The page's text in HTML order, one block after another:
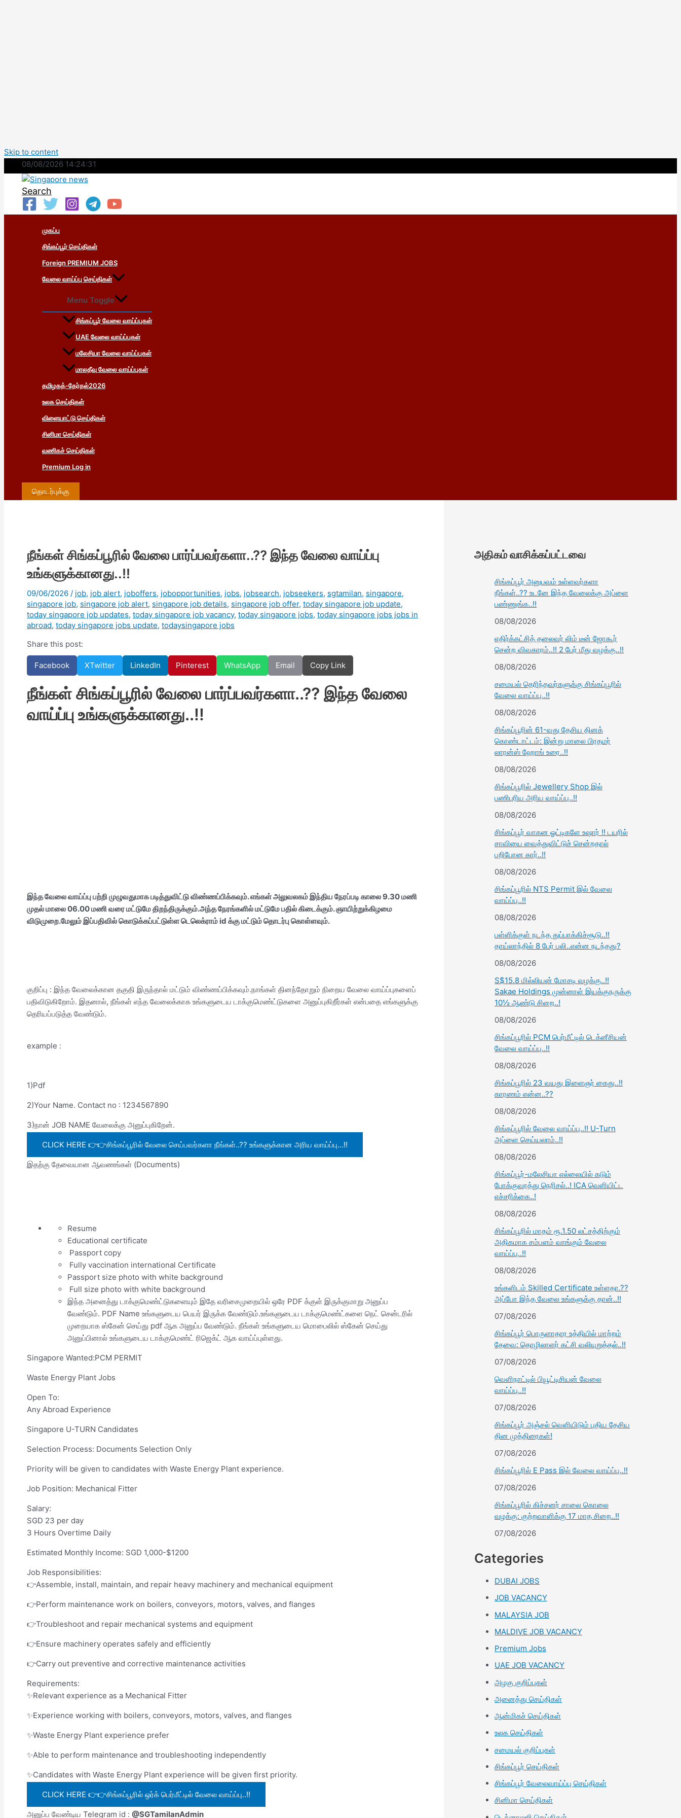
Skip to content
08/08/2026 14:24:32
Search
முகப்பு
சிங்கப்பூர் செய்திகள்
Foreign PREMIUM JOBS
வேலை வாய்ப்பு செய்திகள்
Menu Toggle
சிங்கப்பூர் வேலை வாய்ப்புகள்
UAE வேலை வாய்ப்புகள்
மலேசியா வேலை வாய்ப்புகள்
மாலதீவு வேலை வாய்ப்புகள்
தமிழகத்-தேர்தல்2026
உலக செய்திகள்
விளையாட்டு செய்திகள்
சினிமா செய்திகள்
வணிகச் செய்திகள்
Premium Log in
தொடர்புக்கு
நீங்கள் சிங்கப்பூரில் வேலை பார்ப்பவர்களா..?? இந்த வேலை வாய்ப்பு
உங்களுக்கானது..!!
09/06/2026 / job, job alert, joboffers, jobopportunities, jobs, jobsearch, jobseekers, sgtamilan, singapore,
singapore job, singapore job alert, singapore job details, singapore job offer, today singapore job update,
today singapore job updates, today singapore job vacancy, today singapore jobs, today singapore jobs jobs in
abroad, today singapore jobs update, todaysingapore jobs
Share this post:
Facebook XTwitter LinkedIn Pinterest WhatsApp Email Copy Link
நீங்கள் சிங்கப்பூரில் வேலை பார்ப்பவர்களா..?? இந்த வேலை
வாய்ப்பு உங்களுக்கானது..!!
இந்த வேலை வாய்ப்பு பற்றி முழுவதுமாக படித்துவிட்டு விண்ணப்பிக்கவும். எங்கள்அலுவலகம் இந்திய நேரப்படி காலை 9.30 மணி
முதல் மாலை 06.00 மணி வரை மட்டுமே திறந்திருக்கும்.அந்த நேரங்களில் மட்டுமே பதில் கிடைக்கும். ஞாயிற்றுக்கிழமை
விடுமுறை.மேலும் இப்பதிவில் கொடுக்கப்பட்டுள்ள டெலெக்ராம் id க்கு மட்டும் தொடர்பு கொள்ளவும்.
குறிப்பு : இந்த வேலைக்கான தகுதி இருந்தால் மட்டும் விண்ணப்பிக்கவும்.நாங்கள் தினந்தோறும் நிறைய வேலை வாய்ப்புகளைப்
பதிவிடுகிறோம். இதனால், நீங்கள் எந்த வேலைக்காக உங்களுடைய டாக்குமெண்ட்டுகளை அனுப்புகிறீர்கள் என்பதை எங்களுக்கு
தெரியப்படுத்த வேண்டும்.
example :
1)Pdf
2)Your Name. Contact no : 1234567890
3)நான் JOB NAME வேலைக்கு அனுப்புகிறேன்.
CLICK HERE 👉👉சிங்கப்பூரில் வேலை செய்பவர்களா நீங்கள்..?? உங்களுக்கான அரிய வாய்ப்பு…!!
இதற்கு தேவையான ஆவணங்கள் (Documents)
Resume
Educational certificate
Passport copy
Fully vaccination international Certificate
Passport size photo with white background
Full size photo with white background
இந்த அனைத்து டாக்குமெண்ட்டுகளையும் இதே வரிசைமுறையில் ஒரே PDF க்குள் இருக்குமாறு அனுப்ப
வேண்டும். PDF Name உங்களுடைய பெயர் இருக்க வேண்டும்.உங்களுடைய டாக்குமெண்ட்களை நெட் சென்டரில்
முறையாக ஸ்கேன் செய்து pdf ஆக அனுப்ப வேண்டும். நீங்கள் உங்களுடைய மொபைலில் ஸ்கேன் செய்து
அனுப்பினால் உங்களுடைய டாக்குமெண்ட் ரிஜெக்ட் ஆக வாய்ப்புள்ளது.
Singapore Wanted:PCM PERMIT
Waste Energy Plant Jobs
Open To:
Any Abroad Experience
Singapore U-TURN Candidates
Selection Process: Documents Selection Only
Priority will be given to candidates with Waste Energy Plant experience.
Job Position: Mechanical Fitter
Salary:
SGD 23 per day
3 Hours Overtime Daily
Estimated Monthly Income: SGD 1,000-$1200
Job Responsibilities:
👉Assemble, install, maintain, and repair heavy machinery and mechanical equipment
👉Perform maintenance work on boilers, conveyors, motors, valves, and flanges
👉Troubleshoot and repair mechanical systems and equipment
👉Ensure machinery operates safely and efficiently
👉Carry out preventive and corrective maintenance activities
Requirements:
✨Relevant experience as a Mechanical Fitter
✨Experience working with boilers, conveyors, motors, valves, and flanges
✨Waste Energy Plant experience prefer
✨Able to perform maintenance and troubleshooting independently
✨Candidates with Waste Energy Plant experience will be given first priority.
CLICK HERE 👉👉சிங்கப்பூரில் ஒர்க் பெர்மீட்டில் வேலை வாய்ப்பு..!!
அனுப்ப வேண்டிய Telegram id : @SGTamilanAdmin
அதிகம் வாசிக்கப்பட்டவை
சிங்கப்பூர் அனுபவம் உள்ளவர்களா
நீங்கள்..?? உடனே இந்த வேலைக்கு அப்ளை
பண்ணுங்க..!!
08/08/2026
எதிர்க்கட்சித் தலைவர் லிம் டீன் ஜோகூர்
சென்ற விவகாரம்..!! 2 பேர் மீது வழக்கு..!!
08/08/2026
சமையல் தெரிந்தவர்களுக்கு சிங்கப்பூரில்
வேலை வாய்ப்பு..!!
08/08/2026
சிங்கப்பூரின் 61-வது தேசிய தினக்
கொண்டாட்டம்: இன்று மாலை பிரதமர்
லாரன்ஸ் ஹோங் உரை..!!
08/08/2026
சிங்கப்பூரில் Jewellery Shop இல்
பணிபுரிய அரிய வாய்ப்பு..!!
08/08/2026
சிங்கப்பூர் வாகன ஓட்டிகளே உஷார் !! டயரில்
சாவியை வைத்துவிட்டுச் சென்றதால்
பறிபோன கார்..!!
08/08/2026
சிங்கப்பூரில் NTS Permit இல் வேலை
வாய்ப்பு..!!
08/08/2026
பள்ளிக்குள் நடந்த துப்பாக்கிச்சூடு..!!
தாய்லாந்தில் 8 பேர் பலி..என்ன நடந்தது?
08/08/2026
S$15.8 மில்லியன் மோசடி வழக்கு..!!
Sakae Holdings முன்னாள் இயக்குநருக்கு
10½ ஆண்டு சிறை..!
08/08/2026
சிங்கப்பூரில் PCM பெர்மீட்டில் டெக்னீசியன்
வேலை வாய்ப்பு..!!
08/08/2026
சிங்கப்பூரில் 23 வயது இளைஞர் கைது..!!
காரணம் என்ன..??
08/08/2026
சிங்கப்பூரில் வேலை வாய்ப்பு..!! U-Turn
அப்ளை செய்யலாம்..!!
08/08/2026
சிங்கப்பூர்-மலேசியா எல்லையில் கடும்
போக்குவரத்து நெரிசல்..! ICA வெளியிட்ட
எச்சரிக்கை..!
08/08/2026
சிங்கப்பூரில் மாதம் ரூ.1.50 லட்சத்திற்கும்
அதிகமாக சம்பளம் வாங்கும் வேலை
வாய்ப்பு..!!
08/08/2026
உங்களிடம் Skilled Certificate உள்ளதா.??
அப்போ இந்த வேலை உங்களுக்கு தான்..!!
07/08/2026
சிங்கப்பூர் பொருளாதார உத்தியில் மாற்றம்
தேவை: தொழிலாளர் கட்சி வலியுறுத்தல்..!!
07/08/2026
வெளிநாட்டில் பியூட்டிசியன் வேலை
வாய்ப்பு..!!
07/08/2026
சிங்கப்பூர் அஞ்சல் வெளியிடும் புதிய தேசிய
தின முத்திரைகள்!
07/08/2026
சிங்கப்பூரில் E Pass இல் வேலை வாய்ப்பு..!!
07/08/2026
சிங்கப்பூரில் கிச்சனர் சாலை கொலை
வழக்கு: குற்றவாளிக்கு 17 மாத சிறை..!!
07/08/2026
Categories
DUBAI JOBS
JOB VACANCY
MALAYSIA JOB
MALDIVE JOB VACANCY
Premium Jobs
UAE JOB VACANCY
அழகு குறிப்புகள்
அனைத்து செய்திகள்
ஆன்மிகச் செய்திகள்
உலக செய்திகள்
சமையல் குறிப்புகள்
சிங்கப்பூர் செய்திகள்
சிங்கப்பூர் வேலைவாய்ப்பு செய்திகள்
சினிமா செய்திகள்